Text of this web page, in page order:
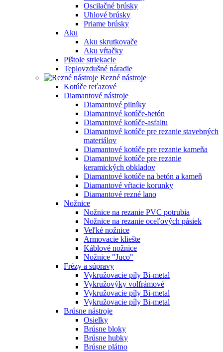
Oscilačné brúsky
Uhlové brúsky
Priame brúsky
Aku
Aku skrutkovače
Aku vŕtačky
Pištole striekacie
Teplovzdušné náradie
Rezné nástroje
Kotúče reťazové
Diamantové nástroje
Diamantové pilníky
Diamantové kotúče-betón
Diamantové kotúče-asfaltu
Diamantové kotúče pre rezanie stavebných
materiálov
Diamantové kotúče pre rezanie kameňa
Diamantové kotúče pre rezanie
keramických obkladov
Diamantové kotúče na betón a kameň
Diamantové vŕtacie korunky
Diamantové rezné lano
Nožnice
Nožnice na rezanie PVC potrubia
Nožnice na rezanie oceľových pásiek
Veľké nožnice
Armovacie kliešte
Káblové nožnice
Nožnice "Juco"
Frézy a súpravy
Vykružovacie píly Bi-metal
Vykružovýky volfrámové
Vykružovacie píly Bi-metal
Vykružovacie píly Bi-metal
Brúsne nástroje
Osielky
Brúsne bloky
Brúsne hubky
Brúsne plátno